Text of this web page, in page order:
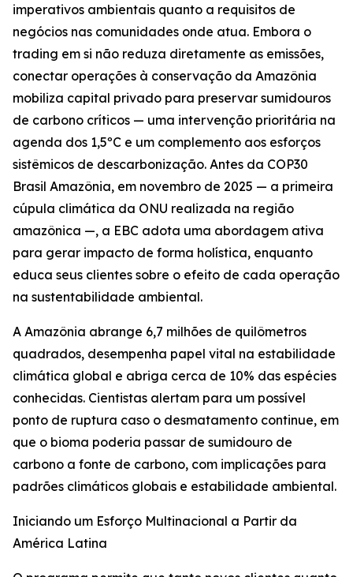
imperativos ambientais quanto a requisitos de
negócios nas comunidades onde atua. Embora o
trading em si não reduza diretamente as emissões,
conectar operações à conservação da Amazônia
mobiliza capital privado para preservar sumidouros
de carbono críticos — uma intervenção prioritária na
agenda dos 1,5ºC e um complemento aos esforços
sistêmicos de descarbonização. Antes da COP30
Brasil Amazônia, em novembro de 2025 — a primeira
cúpula climática da ONU realizada na região
amazônica —, a EBC adota uma abordagem ativa
para gerar impacto de forma holística, enquanto
educa seus clientes sobre o efeito de cada operação
na sustentabilidade ambiental.
A Amazônia abrange 6,7 milhões de quilômetros
quadrados, desempenha papel vital na estabilidade
climática global e abriga cerca de 10% das espécies
conhecidas. Cientistas alertam para um possível
ponto de ruptura caso o desmatamento continue, em
que o bioma poderia passar de sumidouro de
carbono a fonte de carbono, com implicações para
padrões climáticos globais e estabilidade ambiental.
Iniciando um Esforço Multinacional a Partir da
América Latina